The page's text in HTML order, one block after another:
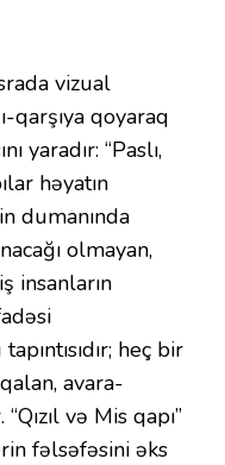
vizual
qarşıya qoyaraq
yaradır: “Paslı,
həyatın
dumanında
olmayan,
insanların
heç bir
avara-
və Mis qapı”
fəlsəfəsini əks